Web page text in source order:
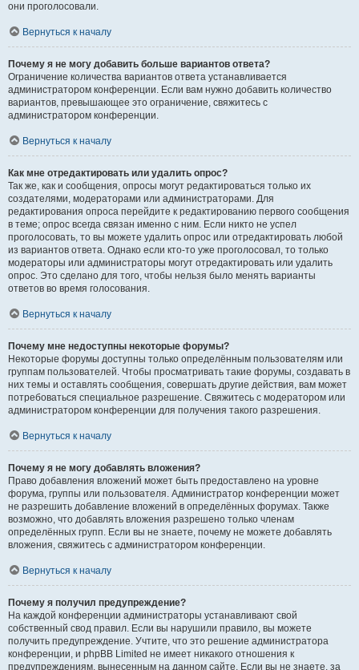
они проголосовали.
Вернуться к началу
Почему я не могу добавить больше вариантов ответа?
Ограничение количества вариантов ответа устанавливается
администратором конференции. Если вам нужно добавить количество
вариантов, превышающее это ограничение, свяжитесь с
администратором конференции.
Вернуться к началу
Как мне отредактировать или удалить опрос?
Так же, как и сообщения, опросы могут редактироваться только их
создателями, модераторами или администраторами. Для
редактирования опроса перейдите к редактированию первого сообщения
в теме; опрос всегда связан именно с ним. Если никто не успел
проголосовать, то вы можете удалить опрос или отредактировать любой
из вариантов ответа. Однако если кто-то уже проголосовал, то только
модераторы или администраторы могут отредактировать или удалить
опрос. Это сделано для того, чтобы нельзя было менять варианты
ответов во время голосования.
Вернуться к началу
Почему мне недоступны некоторые форумы?
Некоторые форумы доступны только определённым пользователям или
группам пользователей. Чтобы просматривать такие форумы, создавать в
них темы и оставлять сообщения, совершать другие действия, вам может
потребоваться специальное разрешение. Свяжитесь с модератором или
администратором конференции для получения такого разрешения.
Вернуться к началу
Почему я не могу добавлять вложения?
Право добавления вложений может быть предоставлено на уровне
форума, группы или пользователя. Администратор конференции может
не разрешить добавление вложений в определённых форумах. Также
возможно, что добавлять вложения разрешено только членам
определённых групп. Если вы не знаете, почему не можете добавлять
вложения, свяжитесь с администратором конференции.
Вернуться к началу
Почему я получил предупреждение?
На каждой конференции администраторы устанавливают свой
собственный свод правил. Если вы нарушили правило, вы можете
получить предупреждение. Учтите, что это решение администратора
конференции, и phpBB Limited не имеет никакого отношения к
предупреждениям, вынесенным на данном сайте. Если вы не знаете, за